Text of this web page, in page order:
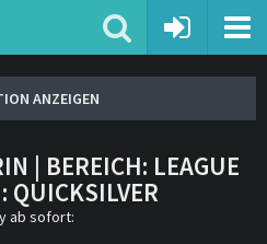
| BEREICH: LEAGUE
QUICKSILVER
ab sofort: